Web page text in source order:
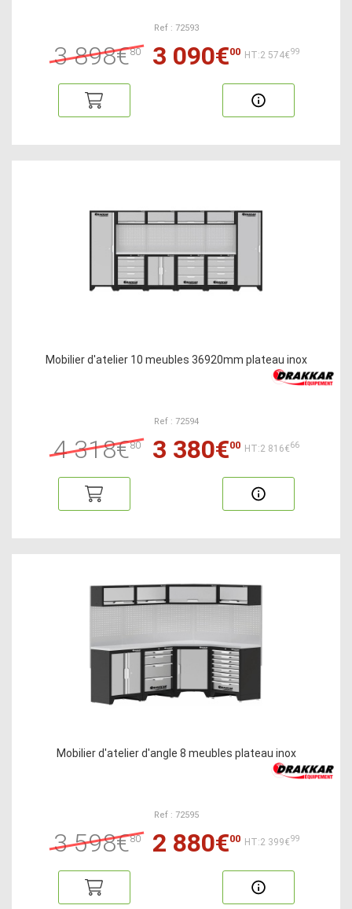
Ref : 72593
3 898€80 3 090€00 HT:2 574€99
Mobilier d'atelier 10 meubles 36920mm plateau inox
Ref : 72594
4 318€80 3 380€00 HT:2 816€66
Mobilier d'atelier d'angle 8 meubles plateau inox
Ref : 72595
3 598€80 2 880€00 HT:2 399€99